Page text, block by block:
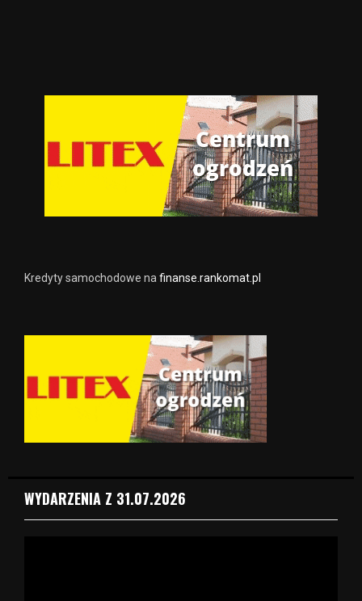
Kredyty samochodowe nafinanse.rankomat.pl
WYDARZENIA Z 31.07.2026